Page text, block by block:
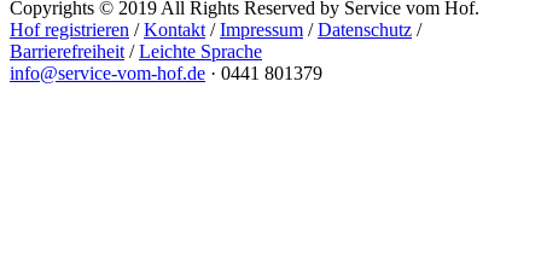
Copyrights © 2019 All Rights Reserved by Service vom Hof.
Hof registrieren /Kontakt /Impressum /Datenschutz /
Barrierefreiheit /Leichte Sprache
info@service-vom-hof.de · 0441 801379